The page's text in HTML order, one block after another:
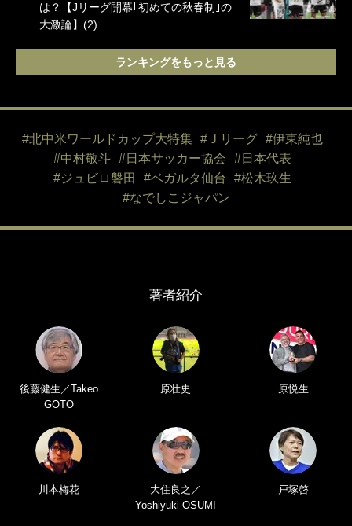
は？【Jリーグ開幕｢初めての秋春制｣の
大激論】(2)
ランキングをもっと見る
#北中米ワールドカップ大特集 #Ｊリーグ
#伊東純也
#中村敬斗
#日本サッカー協会
#日本代表
#ジュビロ磐田
#ベガルタ仙台
#松木玖生
#なでしこジャパン
著者紹介
後藤健生／Takeo
GOTO
原壮史 原悦生
川本梅花
大住良之／
Yoshiyuki OSUMI
戸塚啓